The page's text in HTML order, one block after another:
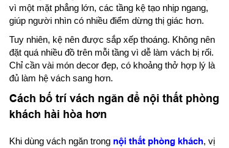
vì một mặt phẳng lớn, các tầng kệ tạo nhịp ngang,
giúp người nhìn có nhiều điểm dừng thị giác hơn.
Tuy nhiên, kệ nên được sắp xếp thoáng. Không nên
đặt quá nhiều đồ trên mỗi tầng vì dễ làm vách bị rối.
Chỉ cần vài món decor đẹp, có khoảng thở hợp lý là
đủ làm hệ vách sang hơn.
Cách bố trí vách ngăn để nội thất phòng
khách hài hòa hơn
Khi dùng vách ngăn trong nội thất phòng khách, vị